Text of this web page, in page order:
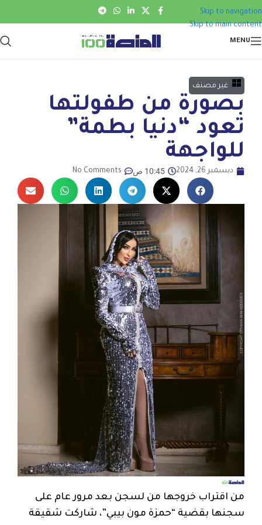
Skip to navigation
Skip to main content
MENU
غير مصنف
بصورة من طفولتها
تعود “دنيا بطمة”
للواجهة
ديسمبر 26, 2024 10:45 ص No Comments
من اقتراب خروجها من لسجن بعد مرور عام على
سجنها بقضية “حمزة مون بيبي”، شاركت شقيقة